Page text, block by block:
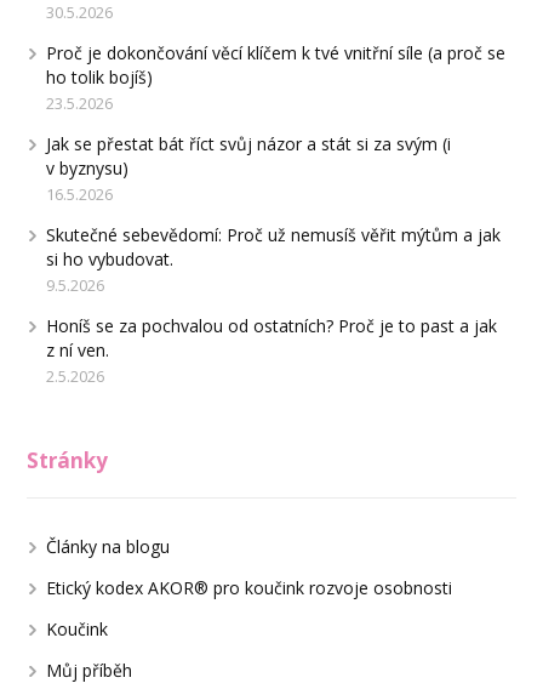
30.5.2026
Proč je dokončování věcí klíčem k tvé vnitřní síle (a proč se
ho tolik bojíš)
23.5.2026
Jak se přestat bát říct svůj názor a stát si za svým (i
v byznysu)
16.5.2026
Skutečné sebevědomí: Proč už nemusíš věřit mýtům a jak
si ho vybudovat.
9.5.2026
Honíš se za pochvalou od ostatních? Proč je to past a jak
z ní ven.
2.5.2026
Stránky
Články na blogu
Etický kodex AKOR® pro koučink rozvoje osobnosti
Koučink
Můj příběh